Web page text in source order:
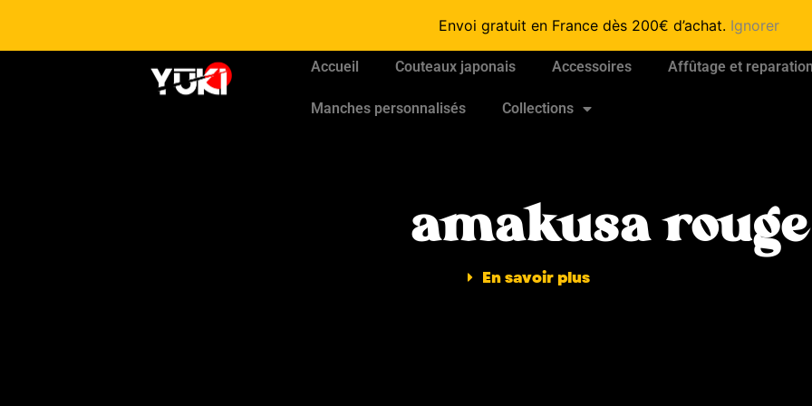
Envoi gratuit en France dès 200€ d’achat. Ignorer
Accueil Couteaux japonais Accessoires Affûtage et reparation
Manches personnalisés Collections
amakusa rouge
En savoir plus